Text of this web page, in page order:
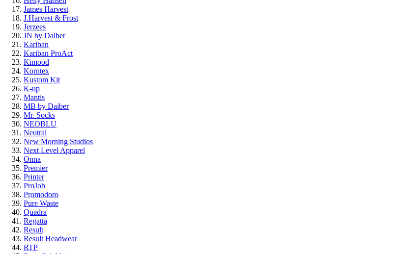
James Harvest
J.Harvest & Frost
Jerzees
JN by Daiber
Kariban
Kariban ProAct
Kimood
Korntex
Kustom Kit
K-up
Mantis
MB by Daiber
Mr. Socks
NEOBLU
Neutral
New Morning Studios
Next Level Apparel
Onna
Premier
Printer
ProJob
Promodoro
Pure Waste
Quadra
Regatta
Result
Result Headwear
RTP